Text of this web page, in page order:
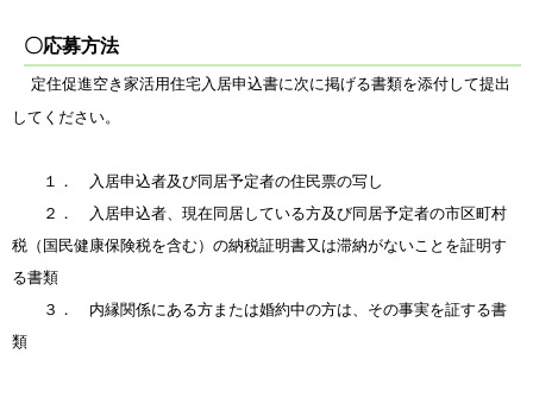
〇応募方法
定住促進空き家活用住宅入居申込書に次に掲げる書類を添付して提出
してください。
１． 入居申込者及び同居予定者の住民票の写し
２． 入居申込者、現在同居している方及び同居予定者の市区町村
税（国民健康保険税を含む）の納税証明書又は滞納がないことを証明す
る書類
３． 内縁関係にある方または婚約中の方は、その事実を証する書
類